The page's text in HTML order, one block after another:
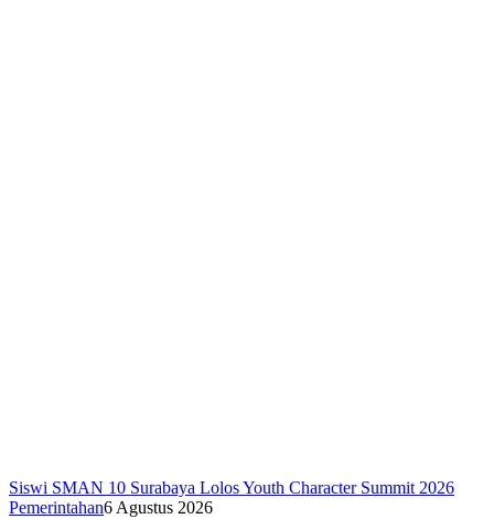
Siswi SMAN 10 Surabaya Lolos Youth Character Summit 2026
Pemerintahan6 Agustus 2026